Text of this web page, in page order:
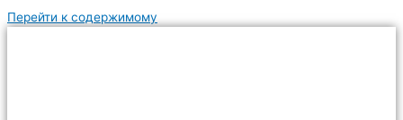
Перейти к содержимому